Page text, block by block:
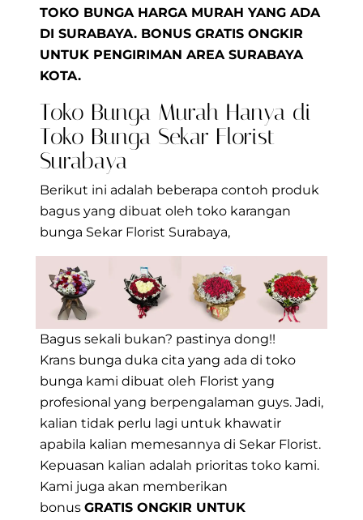
TOKO BUNGA HARGA MURAH YANG ADA
DI SURABAYA. BONUS GRATIS ONGKIR
UNTUK PENGIRIMAN AREA SURABAYA
KOTA.
Toko Bunga Murah Hanya di
Toko Bunga Sekar Florist
Surabaya
Berikut ini adalah beberapa contoh produk
bagus yang dibuat oleh toko karangan
bunga Sekar Florist Surabaya,
Bagus sekali bukan? pastinya dong!!
Krans bunga duka cita yang ada di toko
bunga kami dibuat oleh Florist yang
profesional yang berpengalaman guys. Jadi,
kalian tidak perlu lagi untuk khawatir
apabila kalian memesannya di Sekar Florist.
Kepuasan kalian adalah prioritas toko kami.
Kami juga akan memberikan
bonus GRATIS ONGKIR UNTUK